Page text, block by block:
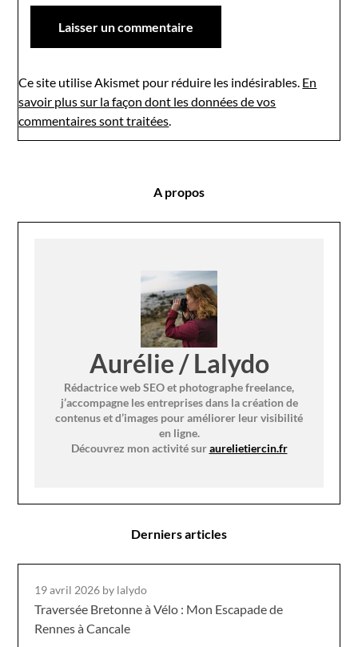
Ce site utilise Akismet pour réduire les indésirables. En
savoir plus sur la façon dont les données de vos
commentaires sont traitées.
A propos
Aurélie / Lalydo
Rédactrice web SEO et photographe freelance,
j’accompagne les entreprises dans la création de
contenus et d’images pour améliorer leur visibilité
en ligne.
Découvrez mon activité suraurelietiercin.fr
Derniers articles
19 avril 2026 by lalydo
Traversée Bretonne à Vélo : Mon Escapade de
Rennes à Cancale